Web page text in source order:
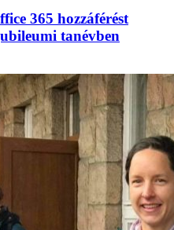
365 hozzáférést
tanévben